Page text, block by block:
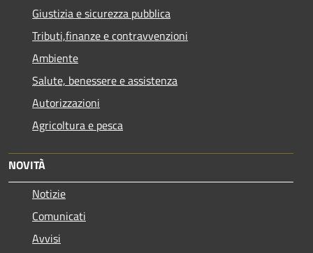
Giustizia e sicurezza pubblica
Tributi,finanze e contravvenzioni
Ambiente
Salute, benessere e assistenza
Autorizzazioni
Agricoltura e pesca
NOVITÀ
Notizie
Comunicati
Avvisi